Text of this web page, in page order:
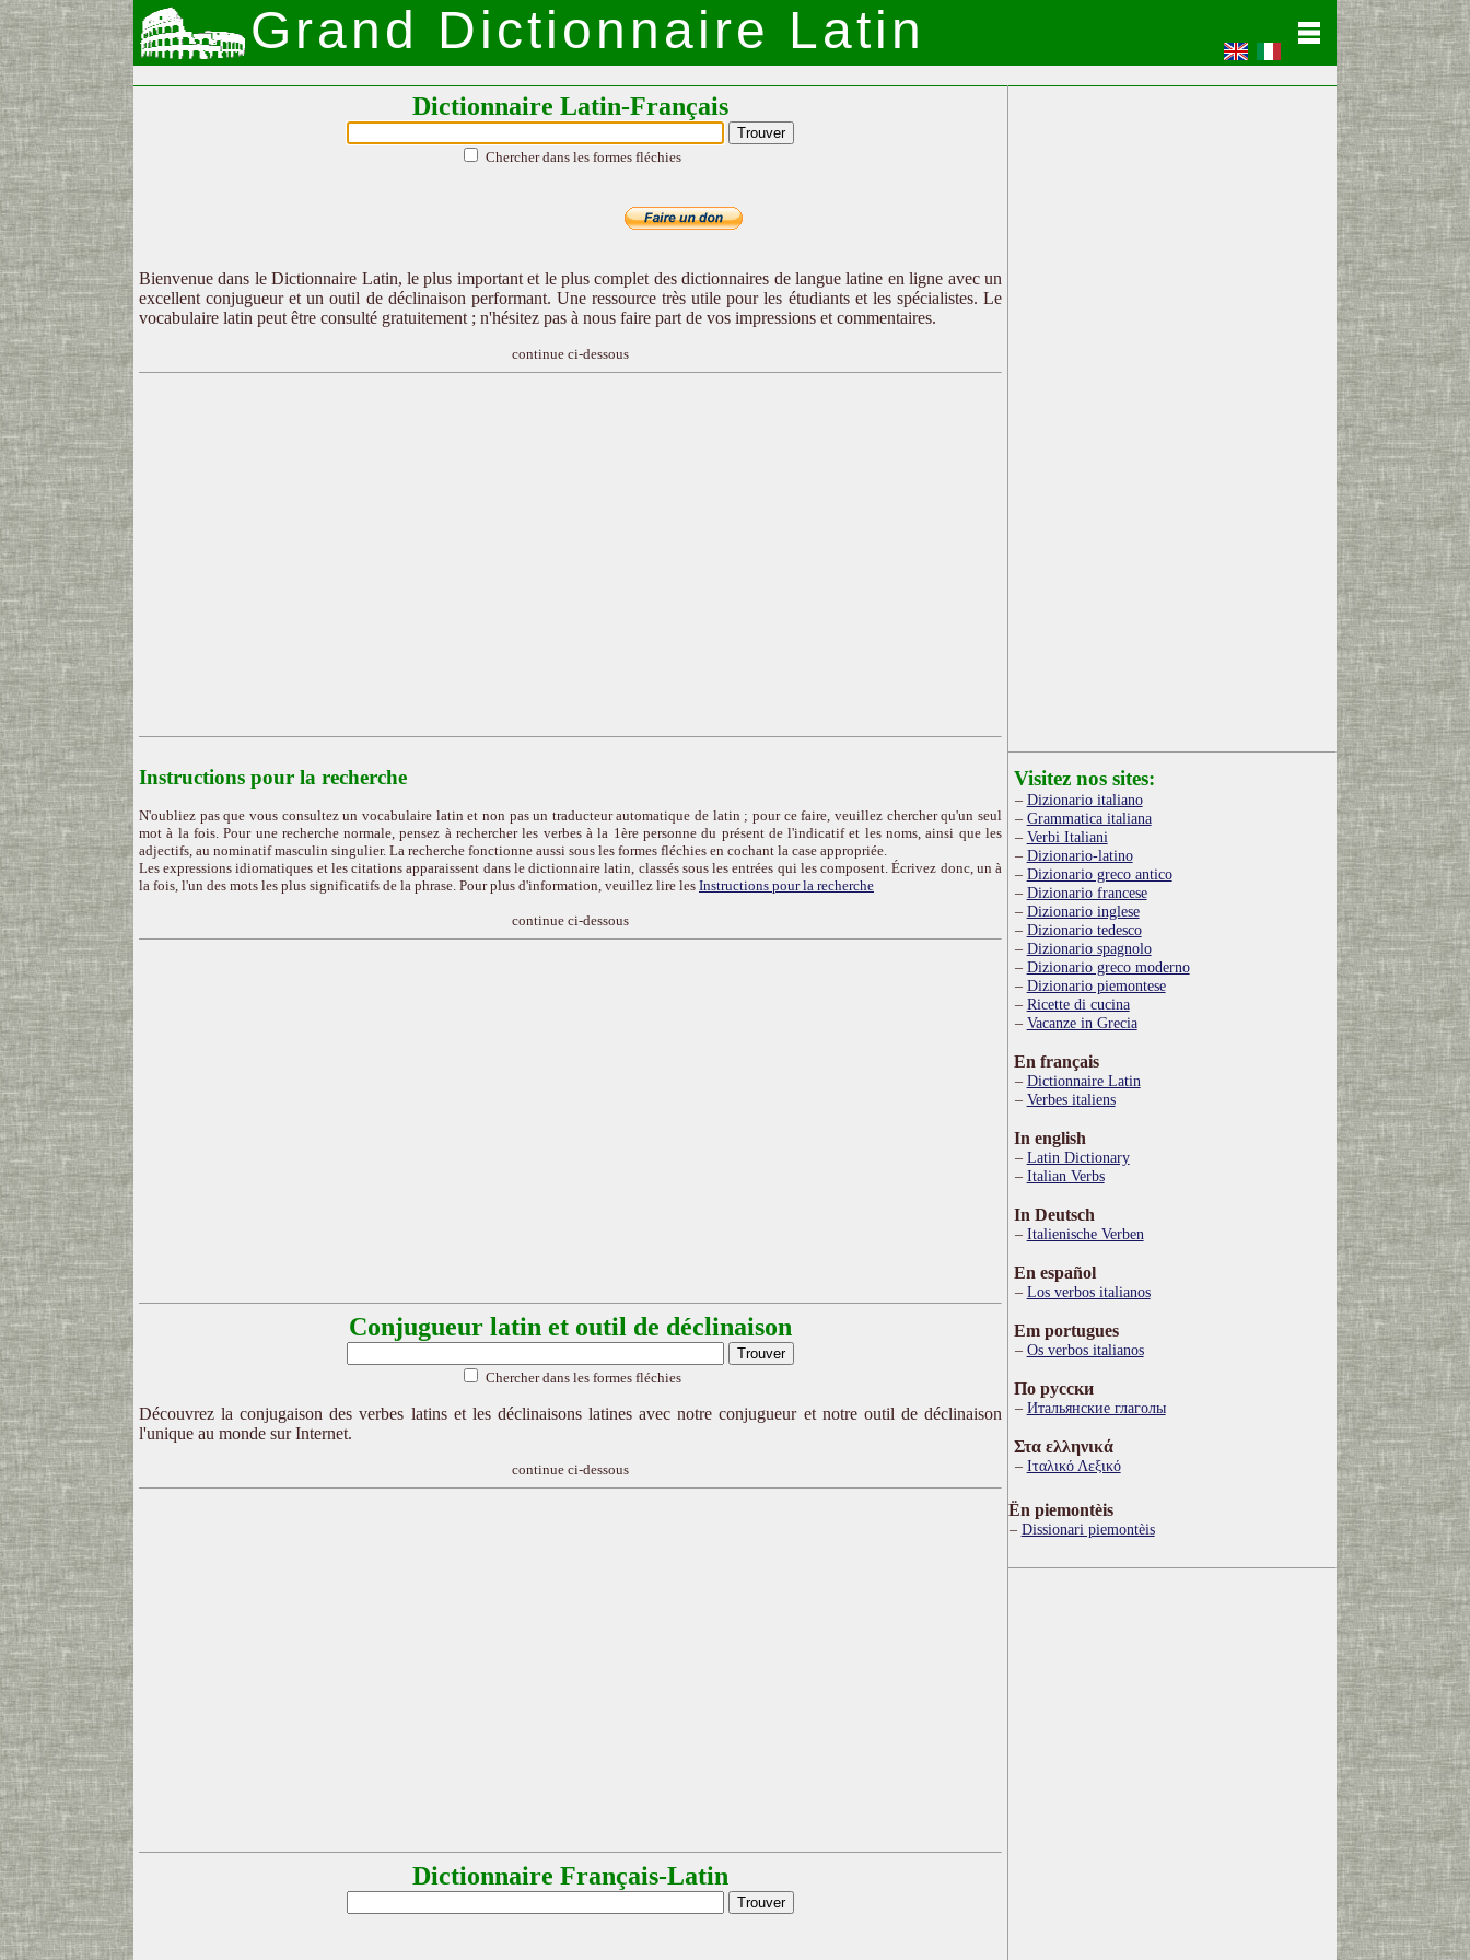
Grand Dictionnaire Latin
Dictionnaire Latin-Français
Chercher dans les formes fléchies
Bienvenue dans le Dictionnaire Latin, le plus important et le plus complet des dictionnaires de langue latine en ligne avec un
excellent conjugueur et un outil de déclinaison performant. Une ressource très utile pour les étudiants et les spécialistes. Le
vocabulaire latin peut être consulté gratuitement ; n'hésitez pas à nous faire part de vos impressions et commentaires.
continue ci-dessous
Instructions pour la recherche
N'oubliez pas que vous consultez un vocabulaire latin et non pas un traducteur automatique de latin ; pour ce faire, veuillez chercher qu'un seul
mot à la fois. Pour une recherche normale, pensez à rechercher les verbes à la 1ère personne du présent de l'indicatif et les noms, ainsi que les
adjectifs, au nominatif masculin singulier. La recherche fonctionne aussi sous les formes fléchies en cochant la case appropriée.
Les expressions idiomatiques et les citations apparaissent dans le dictionnaire latin, classés sous les entrées qui les composent. Écrivez donc, un à
la fois, l'un des mots les plus significatifs de la phrase. Pour plus d'information, veuillez lire les Instructions pour la recherche
continue ci-dessous
Conjugueur latin et outil de déclinaison
Chercher dans les formes fléchies
Découvrez la conjugaison des verbes latins et les déclinaisons latines avec notre conjugueur et notre outil de déclinaison
l'unique au monde sur Internet.
continue ci-dessous
Dictionnaire Français-Latin
Visitez nos sites:
Dizionario italiano
Grammatica italiana
Verbi Italiani
Dizionario-latino
Dizionario greco antico
Dizionario francese
Dizionario inglese
Dizionario tedesco
Dizionario spagnolo
Dizionario greco moderno
Dizionario piemontese
Ricette di cucina
Vacanze in Grecia
En français
Dictionnaire Latin
Verbes italiens
In english
Latin Dictionary
Italian Verbs
In Deutsch
Italienische Verben
En español
Los verbos italianos
Em portugues
Os verbos italianos
По русски
Итальянские глаголы
Στα ελληνικά
Ιταλικό Λεξικό
Ën piemontèis
Dissionari piemontèis